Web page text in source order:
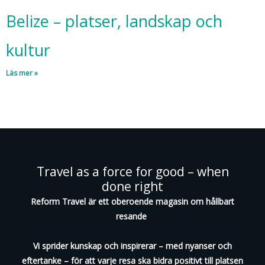
Belize – platser, landskap och
kultur
Läs mer »
Travel as a force for good – when
done right
Reform Travel är ett oberoende magasin om hållbart
resande
Vi sprider kunskap och inspirerar – med nyanser och
eftertanke – för att varje resa ska bidra positivt till platsen